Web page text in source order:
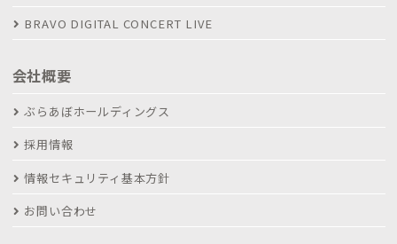
BRAVO DIGITAL CONCERT LIVE
会社概要
ぶらあぼホールディングス
採用情報
情報セキュリティ基本方針
お問い合わせ